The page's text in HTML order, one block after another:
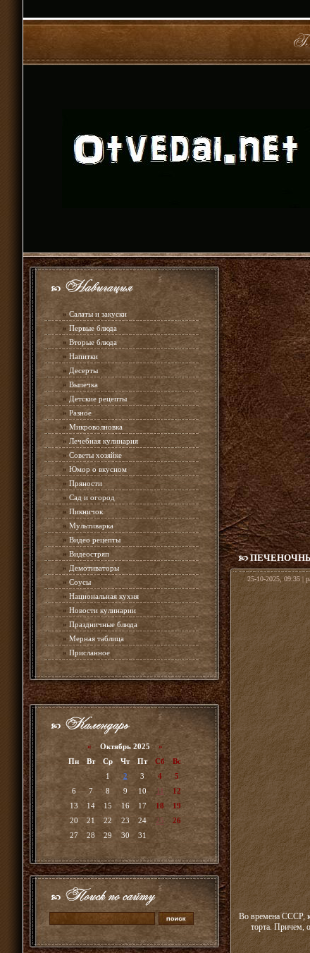
» Салаты и закуски
» Первые блюда
» Вторые блюда
» Напитки
»Десерты
» Выпечка
» Детские рецепты
» Разное
» Микроволновка
» Лечебная кулинария
» Советы хозяйке
» Юмор о вкусном
» Пряности
» Сад и огород
» Пикничок
» Мультиварка
» Видео рецепты
» Видеостряп
» Демотиваторы
» Соусы
» Национальная кухня
» Новости кулинарии
» Праздничные блюда
» Мерная таблица
» Присланное
« Октябрь 2025 »
Пн
Вт Ср Чт Пт Сб
Вс
1
2 3 4
5
6
7 8 9 10 11
12
13
14 15 16 17 18
19
20
21 22 23 24 25
26
27
28 29 30 31
25-10-2025, 09:35 |
Во времена СССР,
торта. Причем,